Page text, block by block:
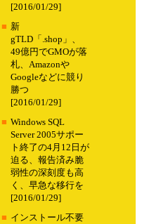
[2016/01/29]
■ 新
gTLD「.shop」、
49億円でGMOが落
札、Amazonや
Googleなどに競り
勝つ
[2016/01/29]
■ Windows SQL
Server 2005サポー
ト終了の4月12日が
迫る、報告済み脆
弱性の深刻度も高
く、早急な移行を
[2016/01/29]
■ インストール不要